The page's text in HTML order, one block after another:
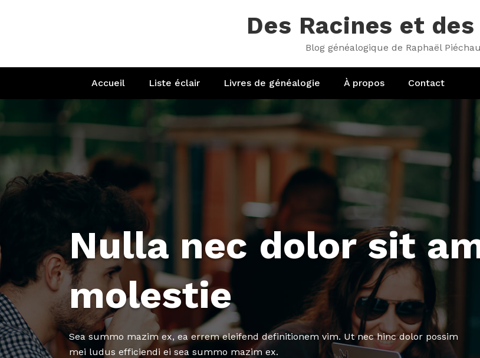
Des Racines et
Blog généalogique de Raphaël
Accueil Liste éclair Livres de généalogie À propos Contact
Nulla nec dolor sit
molestie
Sea summo mazim ex, ea errem eleifend definitionem vim. Ut nec hinc dolor possim
mei ludus efficiendi ei sea summo mazim ex.